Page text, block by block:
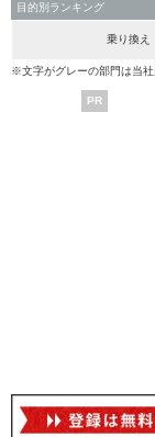
目的別ランキング
乗り換え
※文字がグレーの部門は当社
PR